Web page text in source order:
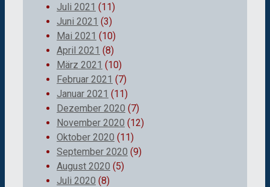
Juli 2021 (11)
Juni 2021 (3)
Mai 2021 (10)
April 2021 (8)
März 2021 (10)
Februar 2021 (7)
Januar 2021 (11)
Dezember 2020 (7)
November 2020 (12)
Oktober 2020 (11)
September 2020 (9)
August 2020 (5)
Juli 2020 (8)